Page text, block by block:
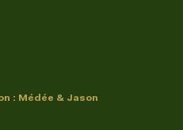
: Médée & Jason